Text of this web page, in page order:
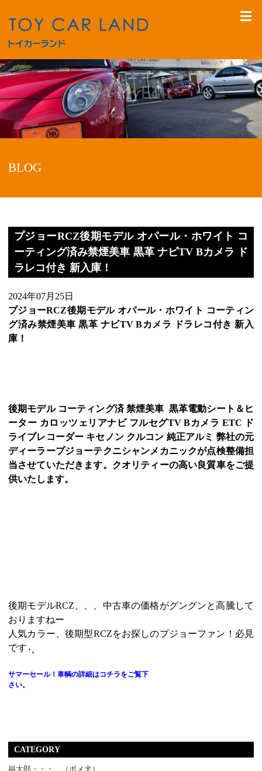
BLOG
プジョーRCZ後期モデル オパール・ホワイト コ
ーティング済み禁煙美車 黒革 ナビTV Bカメラ ド
ラレコ付き 新入庫！
2024年07月25日
プジョーRCZ後期モデル オパール・ホワイト コーティン
グ済み禁煙美車 黒革 ナビTV Bカメラ ドラレコ付き 新入
庫！
後期モデル コーティング済 禁煙美車 黒革電動シート＆ヒ
ーター カロッツェリアナビ フルセグTV Bカメラ ETC ド
ライブレコーダー キセノン クルコン 純正アルミ 弊社の元
ディーラープジョーテクニシャンメカニックが点検整備担
当させていただきます。クオリティーの高い良質車をご提
供いたします。
後期モデルRCZ、、、中古車の価格がグングンと高騰して
おりますねー
人気カラー、後期型RCZをお探しのプジョーファン！必見
です
サマーセール！車輌の詳細はコチラをご覧下
さい。
CATEGORY
福太郎・・・。（ポメ犬）